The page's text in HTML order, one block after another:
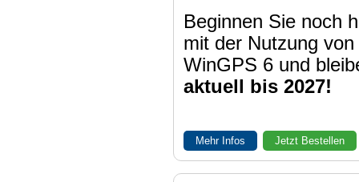
Beginnen Sie noch
mit der Nutzung von
WinGPS 6 und
aktuell bis 2027!
Mehr Infos Jetzt Bestellen